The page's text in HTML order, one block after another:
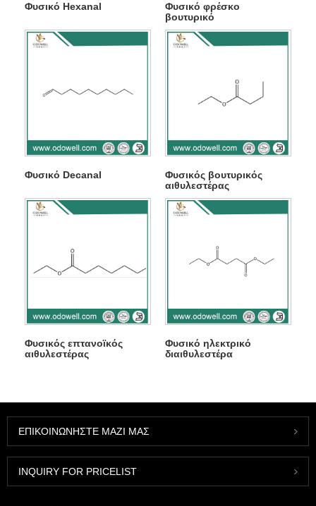
Φυσικό Hexanal
Φυσικό φρέσκο ​​
βουτυρικό
Φυσικό Decanal
Φυσικός βουτυρικός
αιθυλεστέρας
Φυσικός επτανοϊκός
αιθυλεστέρας
Φυσικό ηλεκτρικό
διαιθυλεστέρα
ΕΠΙΚΟΙΝΩΝΉΣΤΕ ΜΑΖΊ ΜΑΣ
INQUIRY FOR PRICELIST